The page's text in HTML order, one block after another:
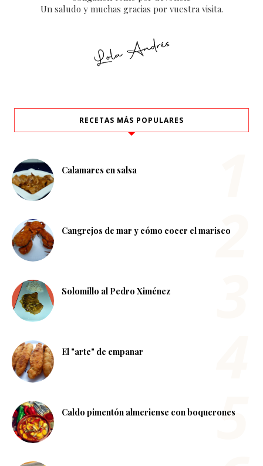
Un saludo y muchas gracias por vuestra visita.
RECETAS MÁS POPULARES
Calamares en salsa
Cangrejos de mar y cómo cocer el marisco
Solomillo al Pedro Ximénez
El "arte" de empanar
Caldo pimentón almeriense con boquerones